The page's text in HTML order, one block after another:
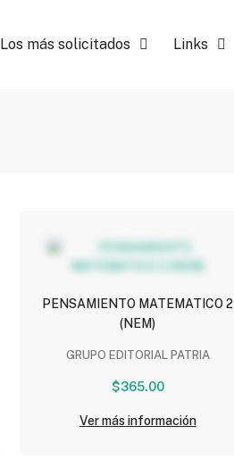
Los más solicitados Links
PENSAMIENTO MATEMATICO 2
(NEM)
GRUPO EDITORIAL PATRIA
$365.00
Ver más información